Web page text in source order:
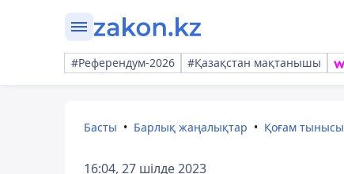
#Референдум-2026 #Қазақстан мақтанышы
Басты Барлық жаңалықтар Қоғам тынысы
16:04, 27 шілде 2023